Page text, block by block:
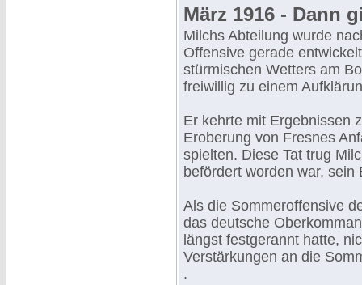
März 1916 - Dann
Milchs Abteilung wurde
Offensive gerade
stürmischen Wetters am
freiwillig zu einem
Er kehrte mit Ergebnissen
Eroberung von Fresnes
spielten. Diese Tat trug
befördert worden war,
Als die Sommeroffensive
das deutsche
längst festgerannt hatte,
Verstärkungen an die
.